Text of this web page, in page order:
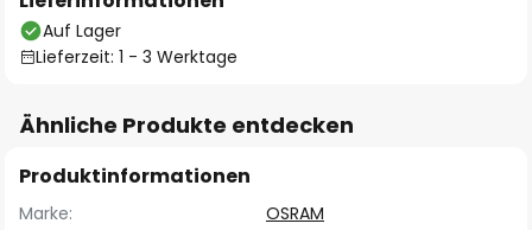
Auf Lager
Lieferzeit: 1 - 3 Werktage
Ähnliche Produkte entdecken
Produktinformationen
Marke:
OSRAM